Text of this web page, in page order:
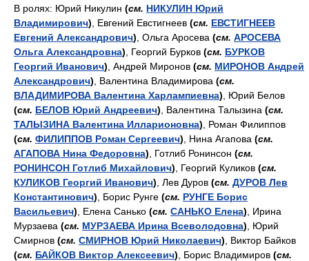
В ролях: Юрий Никулин (см. НИКУЛИН Юрий
Владимирович) , Евгений Евстигнеев (см. ЕВСТИГНЕЕВ
Евгений Александрович) , Ольга Аросева (см. АРОСЕВА
Ольга Александровна) , Георгий Бурков (см. БУРКОВ
Георгий Иванович) , Андрей Миронов (см. МИРОНОВ Андрей
Александрович) , Валентина Владимирова (см.
ВЛАДИМИРОВА Валентина Харлампиевна) , Юрий Белов
(см. БЕЛОВ Юрий Андреевич) , Валентина Талызина (см.
ТАЛЫЗИНА Валентина Илларионовна) , Роман Филиппов
(см. ФИЛИППОВ Роман Сергеевич) , Нина Агапова (см.
АГАПОВА Нина Федоровна) , Готлиб Ронинсон (см.
РОНИНСОН Готлиб Михайлович) , Георгий Куликов (см.
КУЛИКОВ Георгий Иванович) , Лев Дуров (см. ДУРОВ Лев
Константинович) , Борис Рунге (см. РУНГЕ Борис
Васильевич) , Елена Санько (см. САНЬКО Елена) , Ирина
Мурзаева (см. МУРЗАЕВА Ирина Всеволодовна) , Юрий
Смирнов (см. СМИРНОВ Юрий Николаевич) , Виктор Байков
(см. БАЙКОВ Виктор Алексеевич) , Борис Владимиров (см.